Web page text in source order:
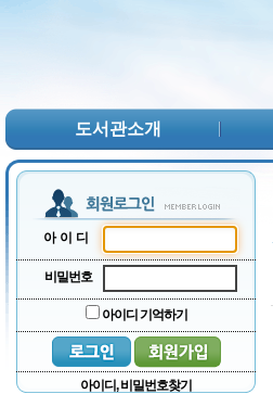
도서관소개
아이디
비밀번호
아이디 기억하기
아이디, 비밀번호찾기